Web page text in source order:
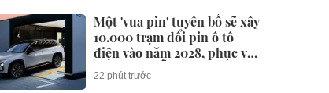
Một 'vua pin' tuyên bố sẽ xây
10.000 trạm đổi pin ô tô
điện vào năm 2028, phục vụ
1 triệu xe mỗi ngày chỉ với 3
phút
22 phút trước